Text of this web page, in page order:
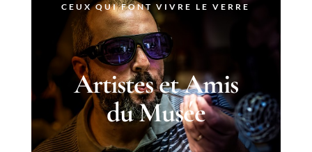
CEUX QUI FONT VIVRE LE VERRE
Artistes et Amis
du Musée